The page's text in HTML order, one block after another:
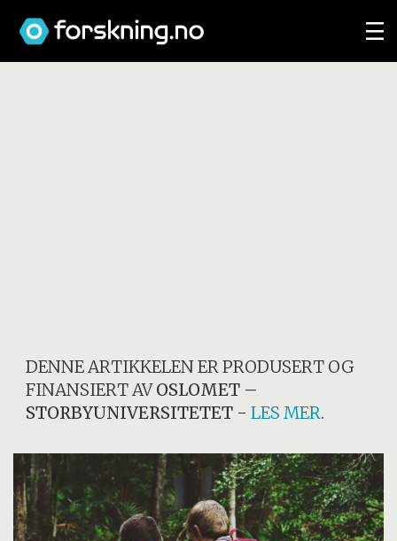
DENNE ARTIKKELEN ER PRODUSERT OG
FINANSIERT AVOSLOMET –
STORBYUNIVERSITETET -LES MER.